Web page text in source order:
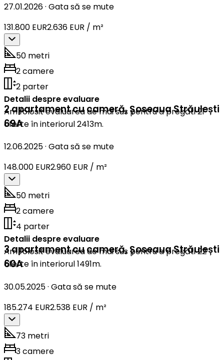
27.01.2026· Gata să se mute
131.800 EUR2.636 EUR / m²
50 metri
2 camere
2 parter
Detalii despre evaluare
Am folosit evaluarea de mai sus pentru a pregăti 21
oferte în interiorul 2413m.
2 apartament cu cameră,Șoseaua Străulești
69A
12.06.2025· Gata să se mute
148.000 EUR2.960 EUR / m²
50 metri
2 camere
4 parter
Detalii despre evaluare
Am folosit evaluarea de mai sus pentru a pregăti 22
oferte în interiorul 1491m.
3 apartament cu cameră,Șoseaua Străulești
60A
30.05.2025· Gata să se mute
185.274 EUR2.538 EUR / m²
73 metri
3 camere